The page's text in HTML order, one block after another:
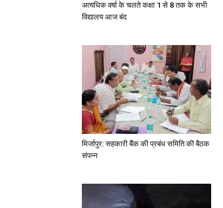
अत्यधिक वर्षा के चलते कक्षा 1 से 8 तक के सभी
विद्यालय आज बंद
मिर्जापुर: सहकारी बैंक की प्रबंध समिति की बैठक
संपन्न